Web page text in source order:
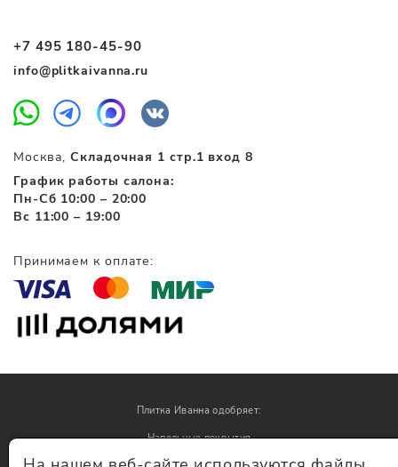
+7 495 180-45-90
info@plitkaivanna.ru
Москва,Складочная 1 стр.1 вход 8
График работы салона:
Пн-Сб 10:00 – 20:00
Вс 11:00 – 19:00
Принимаем к оплате:
Плитка Иванна одобряет:
Напольные покрытия